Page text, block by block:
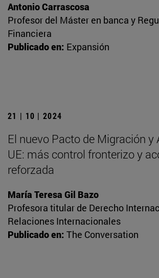
Antonio Carrascosa
Profesor del Máster en banca y
Financiera
Publicado en: Expansión
21 | 10 | 2024
El nuevo Pacto de Migración y
UE: más control fronterizo y
reforzada
María Teresa Gil Bazo
Profesora titular de Derecho
Relaciones Internacionales
Publicado en: The Conversation